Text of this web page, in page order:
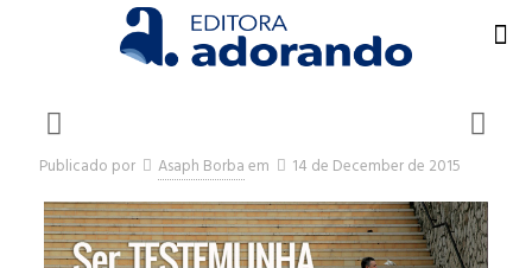
Publicado por Asaph Borbaem 14 de December de 2015